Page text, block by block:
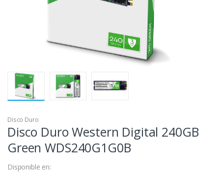
Disco Duro
Disco Duro Western Digital 240GB
Green WDS240G1G0B
Disponible en: